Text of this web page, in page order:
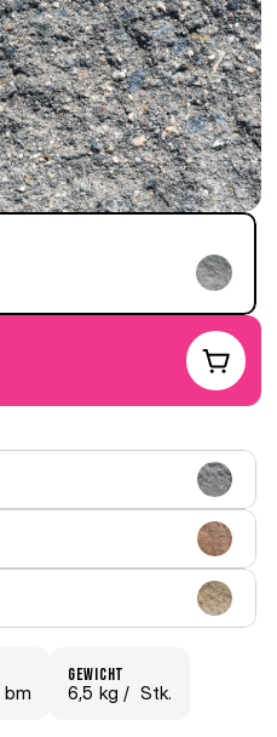
bm
Gewicht
6,5 kg /
  Stk.